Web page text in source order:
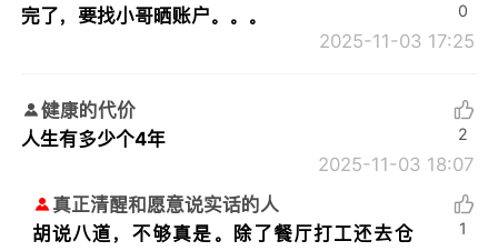
完了，要找小哥晒账户。。。
2025-11-03 17:25
0
健康的代价
人生有多少个4年
2025-11-03 18:07
2
真正清醒和愿意说实话的人
胡说八道，不够真是。除了餐厅打工还去仓
1